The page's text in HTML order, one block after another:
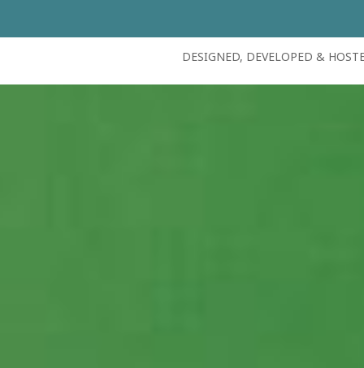
DESIGNED, DEVELOPED &